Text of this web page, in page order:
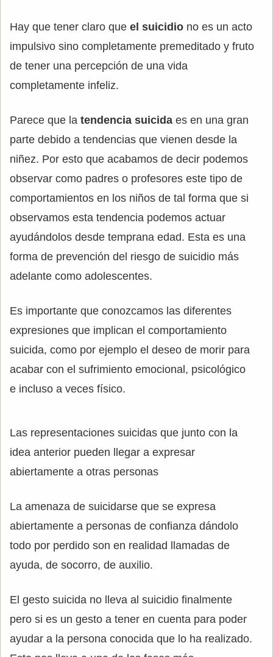
Hay que tener claro que el suicidio no es un acto
impulsivo sino completamente premeditado y fruto
de tener una percepción de una vida
completamente infeliz.
Parece que la tendencia suicida es en una gran
parte debido a tendencias que vienen desde la
niñez. Por esto que acabamos de decir podemos
observar como padres o profesores este tipo de
comportamientos en los niños de tal forma que si
observamos esta tendencia podemos actuar
ayudándolos desde temprana edad. Esta es una
forma de prevención del riesgo de suicidio más
adelante como adolescentes.
Es importante que conozcamos las diferentes
expresiones que implican el comportamiento
suicida, como por ejemplo el deseo de morir para
acabar con el sufrimiento emocional, psicológico
e incluso a veces físico.
Las representaciones suicidas que junto con la
idea anterior pueden llegar a expresar
abiertamente a otras personas
La amenaza de suicidarse que se expresa
abiertamente a personas de confianza dándolo
todo por perdido son en realidad llamadas de
ayuda, de socorro, de auxilio.
El gesto suicida no lleva al suicidio finalmente
pero si es un gesto a tener en cuenta para poder
ayudar a la persona conocida que lo ha realizado.